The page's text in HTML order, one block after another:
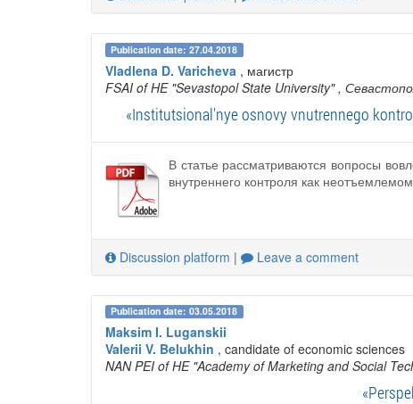
Publication date: 27.04.2018
Vladlena D. Varicheva , магистр
FSAI of HE "Sevastopol State University" ,
«Institutsional'nye osnovy vnutrennego
В статье рассматриваются вопросы
внутреннего контроля как
Discussion platform | Leave a comment
Publication date: 03.05.2018
Maksim I. Luganskii
Valerii V. Belukhin , candidate of economic sciences
NAN PEI of HE "Academy of Marketing and Social